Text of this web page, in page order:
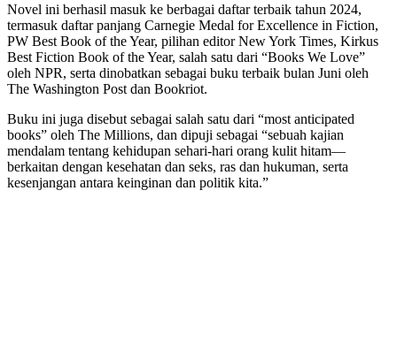
Novel ini berhasil masuk ke berbagai daftar terbaik tahun 2024,
termasuk daftar panjang Carnegie Medal for Excellence in Fiction,
PW Best Book of the Year, pilihan editor New York Times, Kirkus
Best Fiction Book of the Year, salah satu dari “Books We Love”
oleh NPR, serta dinobatkan sebagai buku terbaik bulan Juni oleh
The Washington Post dan Bookriot.
Buku ini juga disebut sebagai salah satu dari “most anticipated
books” oleh The Millions, dan dipuji sebagai “sebuah kajian
mendalam tentang kehidupan sehari-hari orang kulit hitam—
berkaitan dengan kesehatan dan seks, ras dan hukuman, serta
kesenjangan antara keinginan dan politik kita.”